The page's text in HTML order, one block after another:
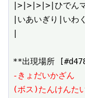
|>|>|>|>|ひでん
|いあいぎり|いわ
-きょだいかざん
(ボス)たんけんた